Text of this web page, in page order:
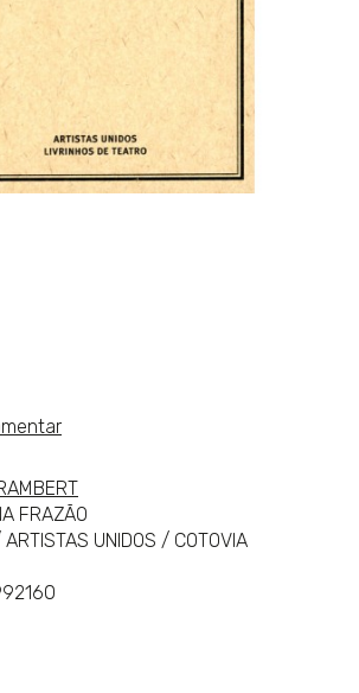
DE DESEJOS
FRAZÃO
UNIDOS / COTOVIA